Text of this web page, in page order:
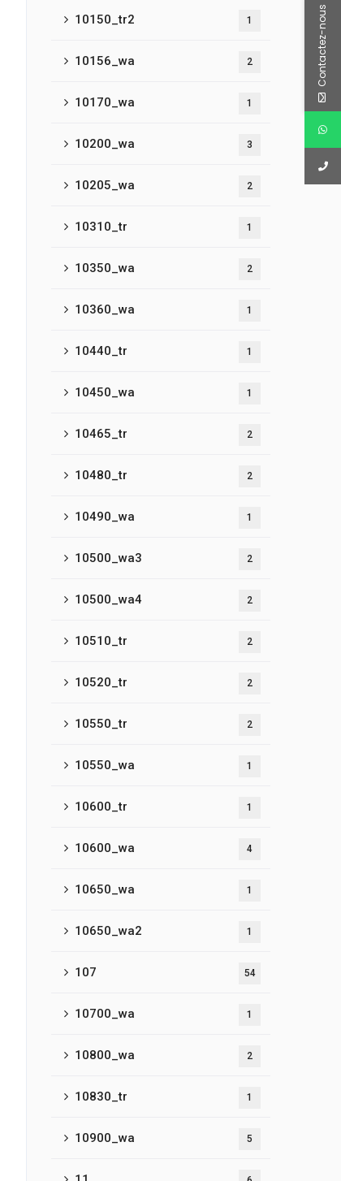
10150_tr2 1
10156_wa 2
10170_wa 1
10200_wa 3
10205_wa 2
10310_tr 1
10350_wa 2
10360_wa 1
10440_tr 1
10450_wa 1
10465_tr 2
10480_tr 2
10490_wa 1
10500_wa3 2
10500_wa4 2
10510_tr 2
10520_tr 2
10550_tr 2
10550_wa 1
10600_tr 1
10600_wa 4
10650_wa 1
10650_wa2 1
107 54
10700_wa 1
10800_wa 2
10830_tr 1
10900_wa 5
Contactez-nous